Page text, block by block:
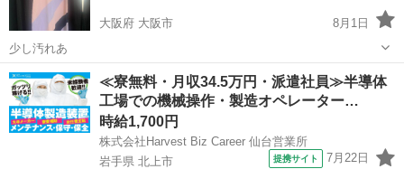
大阪府 大阪市
8月1日
少し汚れあ
大阪 大阪市 ワンピース
≪寮無料・月収34.5万円・派遣社員≫半導体
工場での機械操作・製造オペレーター…
時給1,700円
株式会社Harvest Biz Career 仙台営業所
岩手県 北上市
提携サイト 7月22日